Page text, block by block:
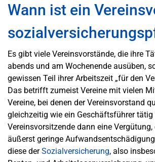
Wann ist ein
Es gibt viele Vereinsvorstände, die ihre
abends und am Wochenende ausüben,
gewissen Teil ihrer Arbeitszeit „für den
Das betrifft zumeist Vereine mit vielen
Vereine, bei denen der Vereinsvorstand
gleichzeitig wie ein Geschäftsführer tätig
Vereinsvorsitzende dann eine Vergütung,
äußerst geringe
diese derSozialversicherung, also